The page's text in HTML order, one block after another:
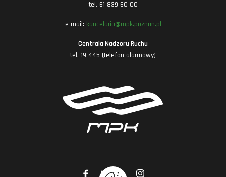
tel. 61 839 60 00
e-mail: kancelaria@mpk.poznan.pl
Centrala Nadzoru Ruchu
tel. 19 445 (telefon alarmowy)